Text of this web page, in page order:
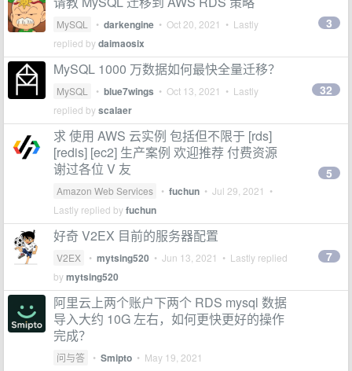
MySQL • darkengine • Oct 20, 2021 • Lastly
replied bydaimaosix
3
MySQL 1000 万数据如何最快全量迁移？
MySQL • blue7wings • Oct 13, 2021 • Lastly
replied byscalaer
32
求 使用 AWS 云实例 包括但不限于 [rds]
[redis] [ec2] 生产案例 欢迎推荐 付费资源
谢过各位 V 友
Amazon Web Services • fuchun • Jul 29, 2021 •
Lastly replied byfuchun
5
好奇 V2EX 目前的服务器配置
V2EX • mytsing520 • Jun 13, 2021 • Lastly replied
bymytsing520
7
阿里云上两个账户下两个 RDS mysql 数据
导入大约 10G 左右，如何更快更好的操作
完成？
问与答 • Smipto • May 19, 2021